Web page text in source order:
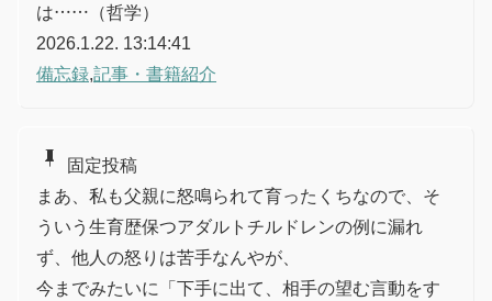
は……（哲学）
2026.1.22. 13:14:41
備忘録,記事・書籍紹介
push_pin
固定投稿
まあ、私も父親に怒鳴られて育ったくちなので、そ
ういう生育歴保つアダルトチルドレンの例に漏れ
ず、他人の怒りは苦手なんやが、
今までみたいに「下手に出て、相手の望む言動をす